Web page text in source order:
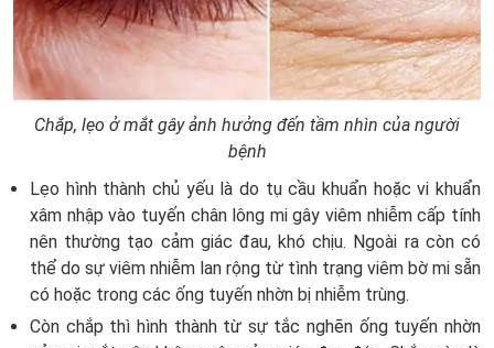
Chắp, lẹo ở mắt gây ảnh hưởng đến tầm nhìn của người
bệnh
Lẹo hình thành chủ yếu là do tụ cầu khuẩn hoặc vi khuẩn
xâm nhập vào tuyến chân lông mi gây viêm nhiễm cấp tính
nên thường tạo cảm giác đau, khó chịu. Ngoài ra còn có
thể do sự viêm nhiễm lan rộng từ tình trạng viêm bờ mi sẵn
có hoặc trong các ống tuyến nhờn bị nhiễm trùng.
Còn chắp thì hình thành từ sự tắc nghẽn ống tuyến nhờn